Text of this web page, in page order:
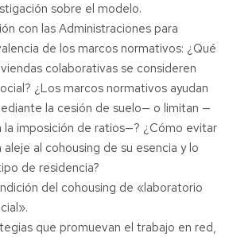
sobre el modelo.
con las Administraciones para
de los marcos normativos: ¿Qué
colaborativas se consideren
¿Los marcos normativos ayudan
la cesión de suelo— o limitan —
la imposición de ratios—? ¿Cómo evitar
al cohousing de su esencia y lo
de residencia?
del cohousing de «laboratorio
que promuevan el trabajo en red,